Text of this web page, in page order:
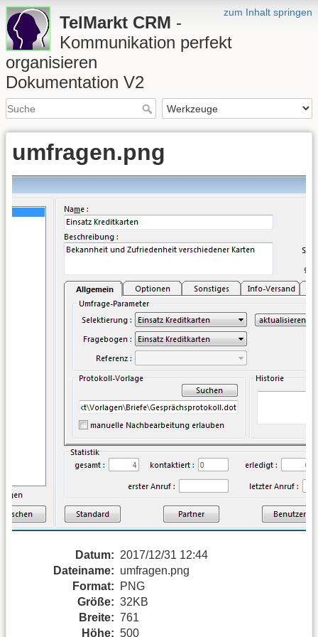
zum Inhalt springen
TelMarkt CRM -
Kommunikation perfekt
organisieren
Dokumentation V2
umfragen.png
Datum: 2017/12/31 12:44
Dateiname: umfragen.png
Format:
PNG
Größe: 32KB
Breite: 761
Höhe: 500